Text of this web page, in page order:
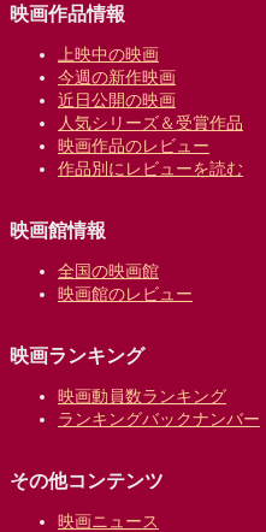
映画作品情報
上映中の映画
今週の新作映画
近日公開の映画
人気シリーズ＆受賞作品
映画作品のレビュー
作品別にレビューを読む
映画館情報
全国の映画館
映画館のレビュー
映画ランキング
映画動員数ランキング
ランキングバックナンバー
その他コンテンツ
映画ニュース